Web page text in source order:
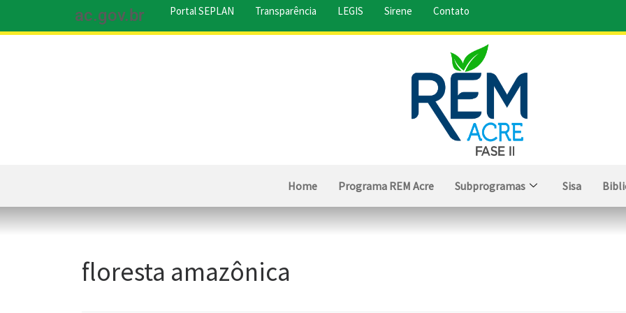
ac.gov.br Portal SEPLAN Transparência LEGIS Sirene Contato
Home Programa REM Acre Subprogramas Sisa
floresta amazônica